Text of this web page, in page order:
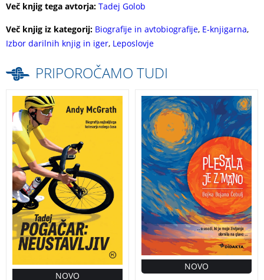
Več knjig tega avtorja: Tadej Golob
Več knjig iz kategorij: Biografije in avtobiografije, E-knjigarna,
Izbor darilnih knjig in iger, Leposlovje
PRIPOROČAMO TUDI
Biografija Tadeja
Pogačarja izpod
peresa priznanega
športnega novinarja
Andyja McGratha
prinaša poglobljen
portret enega
največjih kolesarjev
današnjega časa.
Tadej Pogačar:
Neustavljiv
NOVO
O usodi, ki je moje
življenje obrnila na
glavo … Plesala je z
mano je ganljiva in
navdihujoča
življenjska zgodba
Bojke Bojane Čebulj,
ki jo je bolezen čez
noč odtrgala od
aktivnega življenja.
KNJIGA S PODPISOM
AVTORICE!PLESALA JE
Z MANO – BOJKA
NOVO